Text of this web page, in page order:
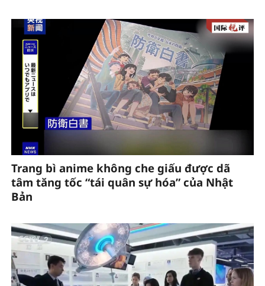
Trang bì anime không che giấu được dã
tâm tăng tốc “tái quân sự hóa” của Nhật
Bản